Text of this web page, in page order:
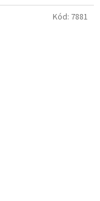
Kód: 7881